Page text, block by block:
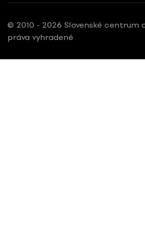
© 2010 - 2026 Slovenské centrum
práva vyhradené